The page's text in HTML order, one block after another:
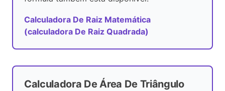
Calculadora De Raiz Matemática
(calculadora De Raiz Quadrada)
Calculadora De Área De Triângulo